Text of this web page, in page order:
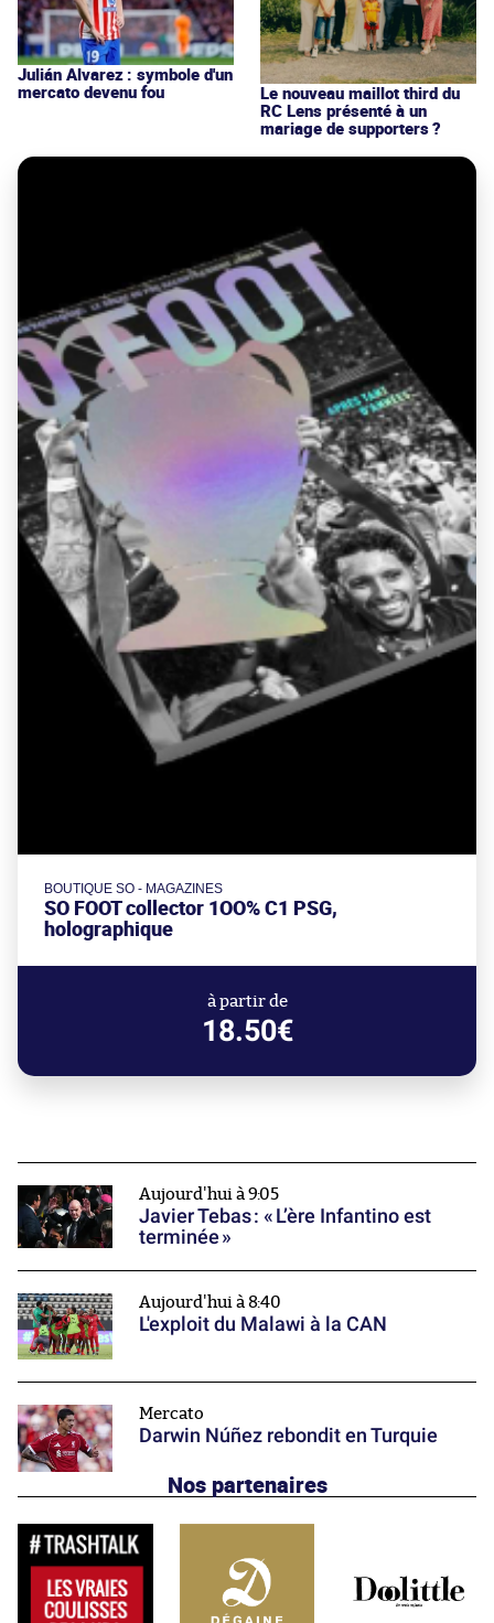
Julián Alvarez : symbole d'un
mercato devenu fou
Le nouveau maillot third du
RC Lens présenté à un
mariage de supporters ?
BOUTIQUE SO - MAGAZINES
SO FOOT collector 1OO% C1 PSG,
holographique
à partir de
18.50€
Aujourd'hui à 9:05
Javier Tebas : « L’ère Infantino est
terminée »
Aujourd'hui à 8:40
L'exploit du Malawi à la CAN
Mercato
Darwin Núñez rebondit en Turquie
Nos partenaires